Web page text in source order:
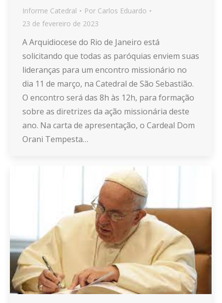
Informe Catedral Por Carlos Eduardo
23 de fevereiro de 2023
A Arquidiocese do Rio de Janeiro está
solicitando que todas as paróquias enviem suas
lideranças para um encontro missionário no
dia 11 de março, na Catedral de São Sebastião.
O encontro será das 8h às 12h, para formação
sobre as diretrizes da ação missionária deste
ano. Na carta de apresentação, o Cardeal Dom
Orani Tempesta…